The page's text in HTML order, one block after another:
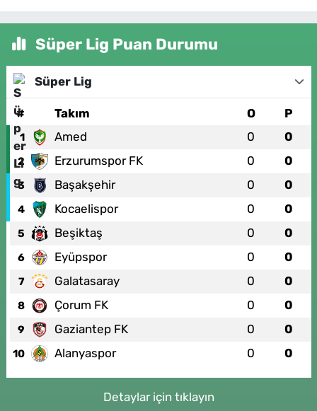
Süper Lig Puan Durumu
Süper Lig
# Takım O P
1 Amed 0 0
2 Erzurumspor FK 0 0
3 Başakşehir 0 0
4 Kocaelispor 0 0
5 Beşiktaş 0 0
6 Eyüpspor 0 0
7 Galatasaray 0 0
8 Çorum FK 0 0
9 Gaziantep FK 0 0
10 Alanyaspor 0 0
Detaylar için tıklayın